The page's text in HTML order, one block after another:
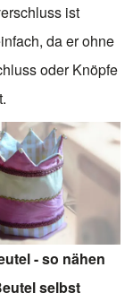
ist
da er ohne
oder Knöpfe
- so nähen
selbst